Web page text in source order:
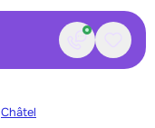
Contact
Châtel